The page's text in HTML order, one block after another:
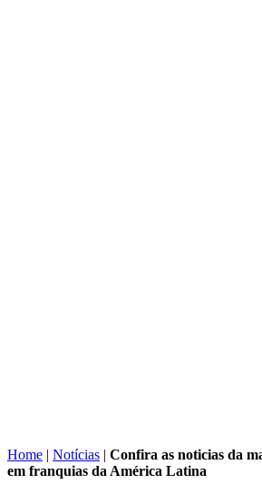
Home | Notícias | Confira as noticias da
em franquias da América Latina